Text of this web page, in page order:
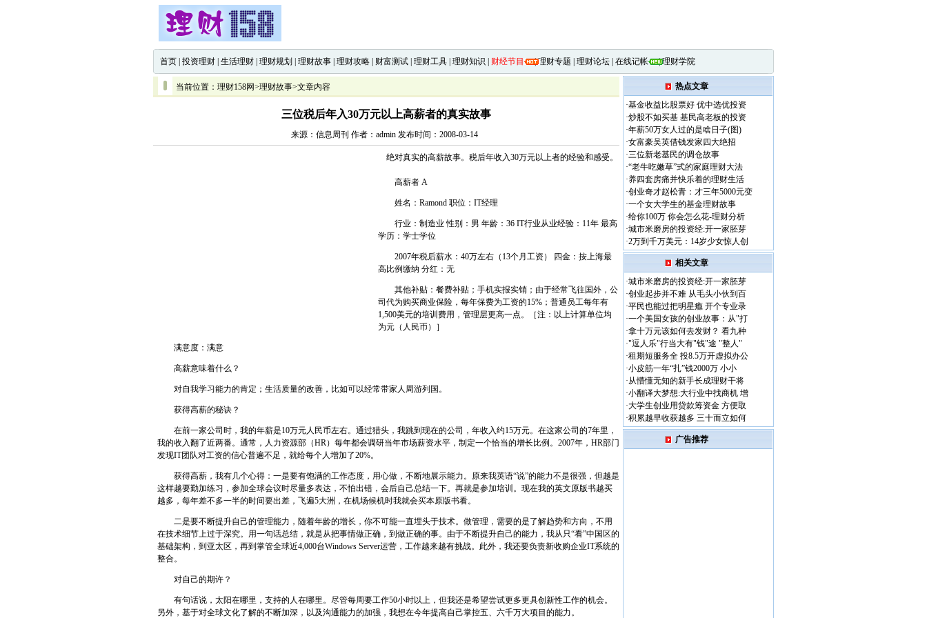
首页 投资理财 生活理财 理财规划 理财故事 理财攻略 财富测试 理财工具 理财知识 财经节目 |理财专题 理财论坛 在线记帐|理财学院
当前位置： 理财158网>理财故事>文章内容
三位税后年入30万元以上高薪者的真实故事
来源：信息周刊 作者：admin 发布时间：2008-03-14
绝对真实的高薪故事。税后年收入30万元以上者的经验和感受。
高薪者 A
姓名：Ramond 职位：IT经理
行业：制造业 性别：男 年龄：36 IT行业从业经验：11年 最高
学历：学士学位
2007年税后薪水：40万左右（13个月工资） 四金：按上海最
高比例缴纳 分红：无
其他补贴：餐费补贴；手机实报实销；由于经常飞往国外，公
司代为购买商业保险，每年保费为工资的15%；普通员工每年有
1,500美元的培训费用，管理层更高一点。［注：以上计算单位均
为元（人民币）］
满意度：满意
高薪意味着什么？
对自我学习能力的肯定；生活质量的改善，比如可以经常带家人周游列国。
获得高薪的秘诀？
在前一家公司时，我的年薪是10万元人民币左右。通过猎头，我跳到现在的公司，年收入约15万元。在这家公司的7年里，
我的收入翻了近两番。通常，人力资源部（HR）每年都会调研当年市场薪资水平，制定一个恰当的增长比例。2007年，HR部门
发现IT团队对工资的信心普遍不足，就给每个人增加了20%。
获得高薪，我有几个心得：一是要有饱满的工作态度，用心做，不断地展示能力。原来我英语“说”的能力不是很强，但越是
这样越要勤加练习，参加全球会议时尽量多表达，不怕出错，会后自己总结一下。再就是参加培训。现在我的英文原版书越买
越多，每年差不多一半的时间要出差，飞遍5大洲，在机场候机时我就会买本原版书看。
二是要不断提升自己的管理能力，随着年龄的增长，你不可能一直埋头于技术。做管理，需要的是了解趋势和方向，不用
在技术细节上过于深究。用一句话总结，就是从把事情做正确，到做正确的事。由于不断提升自己的能力，我从只“看”中国区的
基础架构，到亚太区，再到掌管全球近4,000台Windows Server运营，工作越来越有挑战。此外，我还要负责新收购企业IT系统的
整合。
对自己的期许？
有句话说，太阳在哪里，支持的人在哪里。尽管每周要工作50小时以上，但我还是希望尝试更多更具创新性工作的机会。
另外，基于对全球文化了解的不断加深，以及沟通能力的加强，我想在今年提高自己掌控五、六千万大项目的能力。
热点文章
·基金收益比股票好 优中选优投资
·炒股不如买基 基民高老板的投资
·年薪50万女人过的是啥日子(图)
·女富豪吴英借钱发家四大绝招
·三位新老基民的调仓故事
·“老牛吃嫩草”式的家庭理财大法
·养四套房痛并快乐着的理财生活
·创业奇才赵松青：才三年5000元变
·一个女大学生的基金理财故事
·给你100万 你会怎么花-理财分析
·城市米磨房的投资经:开一家胚芽
·2万到千万美元：14岁少女惊人创
相关文章
·城市米磨房的投资经:开一家胚芽
·创业起步并不难 从毛头小伙到百
·平民也能过把明星瘾 开个专业录
·一个美国女孩的创业故事：从"打
·拿十万元该如何去发财？ 看九种
·"逗人乐"行当大有"钱"途 "整人"
·租期短服务全 投8.5万开虚拟办公
·小皮筋一年“扎”钱2000万 小小
·从懵懂无知的新手长成理财干将
·小翻译大梦想:大行业中找商机 增
·大学生创业用贷款筹资金 方便取
·积累越早收获越多 三十而立如何
广告推荐